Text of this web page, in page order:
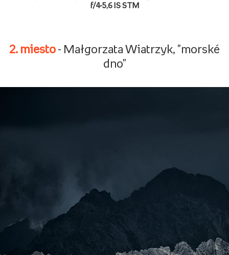
f/4-5,6 IS STM
2. miesto - Małgorzata Wiatrzyk, "morské
dno"